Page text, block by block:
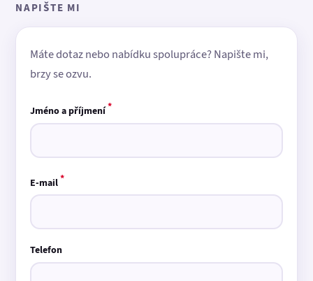
NAPIŠTE MI
Máte dotaz nebo nabídku spolupráce? Napište mi,
brzy se ozvu.
Jméno a příjmení*
E-mail*
Telefon